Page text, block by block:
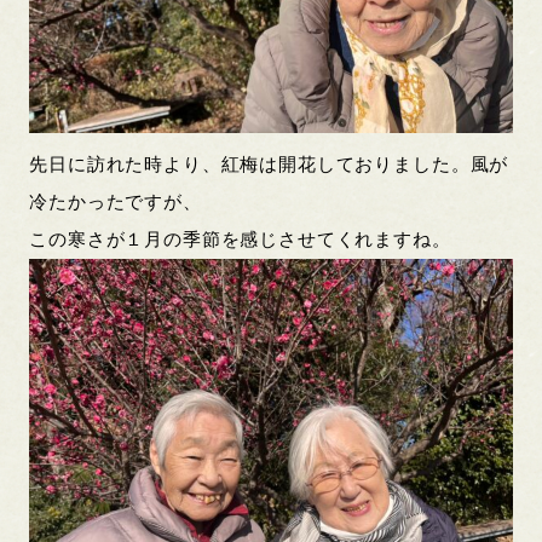
先日に訪れた時より、紅梅は開花しておりました。風が
冷たかったですが、
この寒さが１月の季節を感じさせてくれますね。